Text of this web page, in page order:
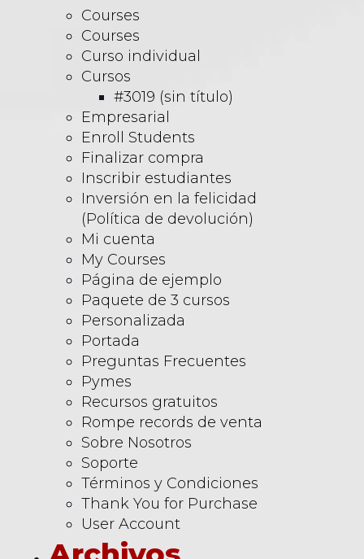
Courses
Courses
Curso individual
Cursos
#3019 (sin título)
Empresarial
Enroll Students
Finalizar compra
Inscribir estudiantes
Inversión en la felicidad
(Política de devolución)
Mi cuenta
My Courses
Página de ejemplo
Paquete de 3 cursos
Personalizada
Portada
Preguntas Frecuentes
Pymes
Recursos gratuitos
Rompe records de venta
Sobre Nosotros
Soporte
Términos y Condiciones
Thank You for Purchase
User Account